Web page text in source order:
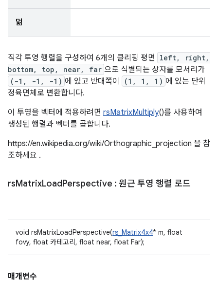
멂
직각 투영 행렬을 구성하여 6개의 클리핑 평면
left, right,
bottom, top, near, far 으로 식별되는 상자를 모서리가
(-1, -1, -1) 에 있고 반대쪽이 (1, 1, 1) 에 있는 단위
정육면체로 변환합니다.
이 투영을 벡터에 적용하려면 rsMatrixMultiply()를 사용하여
생성된 행렬과 벡터를 곱합니다.
https://en.wikipedia.org/wiki/Orthographic_projection 을 참
조하세요 .
rsMatrixLoad Perspective : 원근 투영 행렬 로드
void rsMatrixLoadPerspective(rs_Matrix4x4* m, float
fovy, float 카테고리, float near, float Far);
매개변수